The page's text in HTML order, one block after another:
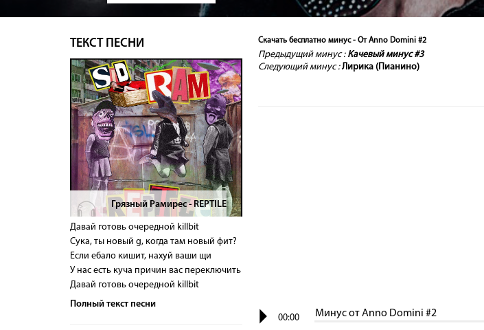
ТЕКСТ ПЕСНИ
> Грязный Рамирес - REPTILE
Давай готовь очередной killbit
Сука, ты новый g, когда там новый фит?
Если ебало кишит, нахуй ваши щи
У нас есть куча причин вас переключить
Давай готовь очередной killbit
Полный текст песни
Скачать бесплатно минус - От Anno Domini #2
Предыдущий минус : Качевый минус #3
Следующий минус :Лирика (Пианино)
Минус от Anno Domini #2
00:00